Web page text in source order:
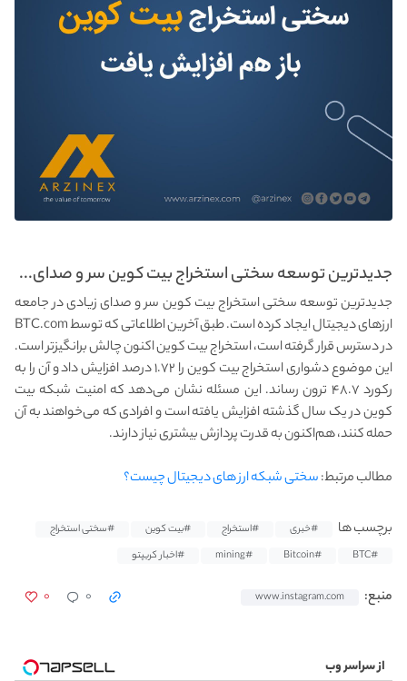
جدیدترین توسعه سختی استخراج بیت کوین سر و صدای...
جدیدترین توسعه سختی استخراج بیت کوین سر و صدای زیادی در جامعه
ارزهای دیجیتال ایجاد کرده است. طبق آخرین اطلاعاتی که توسط BTC.com
در دسترس قرار گرفته است، استخراج بیت کوین اکنون چالش برانگیزتر است.
این موضوع دشواری استخراج بیت کوین را ۱.۷۲ درصد افزایش داد و آن را به
رکورد ۴۸.۷ ترون رساند. این مسئله نشان می‌دهد که امنیت شبکه بیت
کوین در یک سال گذشته افزایش یافته است و افرادی که می‌خواهند به آن
حمله کنند، هم‌اکنون به قدرت پردازش بیشتری نیاز دارند.
مطالب مرتبط:سختی شبکه ارز های دیجیتال چیست؟
برچسب ها #خبری #استخراج #بیت کوین
#سختی استخراج
#BTC
#Bitcoin
#mining #اخبار کریپتو
منبع: www.instagram.com ۰ ۰
از سراسر وب